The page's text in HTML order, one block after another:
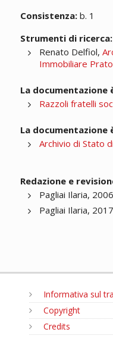
Consistenza:b. 1
Strumenti di ricerca:
Renato Delfiol,
Immobiliare
La
Razzoli fratelli
La documentazione
Archivio di Stato
Redazione e
Pagliai Ilaria,
Pagliai Ilaria,
Informativa sul
Copyright
Credits